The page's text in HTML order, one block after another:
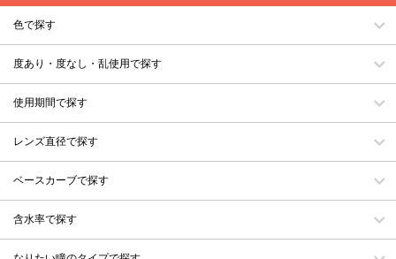
色で探す
度あり・度なし・乱使用で探す
使用期間で探す
レンズ直径で探す
ベースカーブで探す
含水率で探す